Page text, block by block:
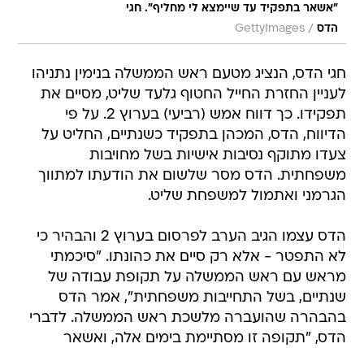
"אשאר בתפקיד עד שיימצא לי מחליף". חגי
הדס /
GettyImages
חגי הדס, הנציג מטעם ראש הממשלה בנימין נתניהו
לעניין החזרת החייל החטוף גלעד שליט, מסיים את
תפקידו. כך דווח אמש (רביעי) בערוץ 2. על פי
הדיווח, הדס, המכהן בתפקיד כשנתיים, החליט על
צעדו מתוקף נסיבות אישיות בשל מחויבות
משפחתית. הדס מסר שלשום את הודעתו למתווך
הגרמני ואתמול למשפחת שליט.
הדס עצמו הגיב הערב לפרסום בערוץ 2 והבהיר כי
לא התפטר - אלא רק סיים את כהונתו. "סיכמתי
מראש עם ראש הממשלה על תקופת עבודה של
שנתיים, בשל התחייבות משפחתית", אמר הדס
בהבהרה שהועברה מלשכת ראש הממשלה. לדברי
הדס, "תקופה זו מסתיימת בימים אלה, ואשאר